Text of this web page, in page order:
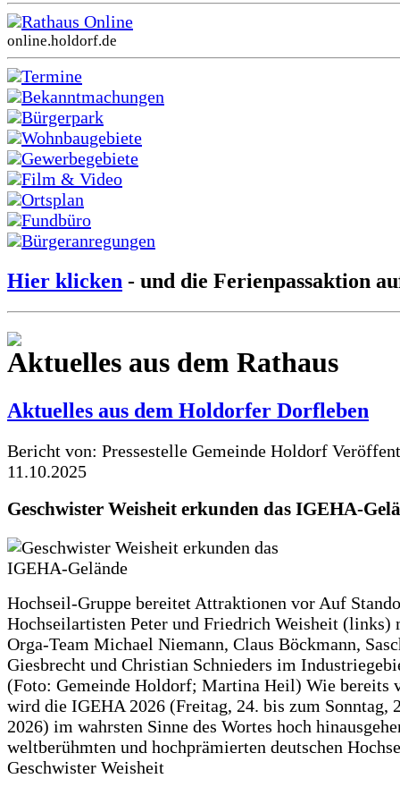
Rathaus Online
online.holdorf.de
Termine
Bekanntmachungen
Bürgerpark
Wohnbaugebiete
Gewerbegebiete
Film & Video
Ortsplan
Fundbüro
Bürgeranregungen
Hier klicken - und die Ferienpassaktion
Aktuelles aus dem Rathaus
Aktuelles aus dem Holdorfer Dorfleben
Bericht von: Pressestelle Gemeinde Holdorf
11.10.2025
Geschwister Weisheit erkunden das IGEHA-
Hochseil-Gruppe bereitet Attraktionen vor Auf
Hochseilartisten Peter und Friedrich Weisheit (links)
Orga-Team Michael Niemann, Claus Böckmann,
Giesbrecht und Christian Schnieders im
(Foto: Gemeinde Holdorf; Martina Heil) Wie bereits
wird die IGEHA 2026 (Freitag, 24. bis zum Sonntag,
2026) im wahrsten Sinne des Wortes hoch
weltberühmten und hochprämierten deutschen
Geschwister Weisheit